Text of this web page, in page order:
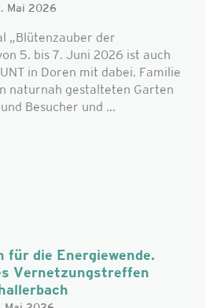
Mai 2026
„Blütenzauber der
5. bis 7. Juni 2026 ist auch
in Doren mit dabei. Familie
naturnah gestalteten Garten
Besucher und ...
für die Energiewende.
Vernetzungstreffen